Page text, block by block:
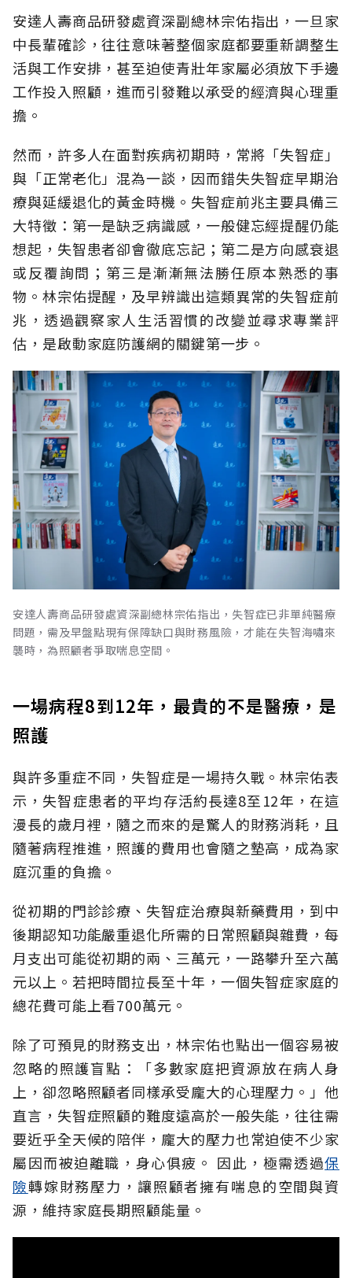
安達人壽商品研發處資深副總林宗佑指出，一旦家
中長輩確診，往往意味著整個家庭都要重新調整生
活與工作安排，甚至迫使青壯年家屬必須放下手邊
工作投入照顧，進而引發難以承受的經濟與心理重
擔。
然而，許多人在面對疾病初期時，常將「失智症」
與「正常老化」混為一談，因而錯失失智症早期治
療與延緩退化的黃金時機。失智症前兆主要具備三
大特徵：第一是缺乏病識感，一般健忘經提醒仍能
想起，失智患者卻會徹底忘記；第二是方向感衰退
或反覆詢問；第三是漸漸無法勝任原本熟悉的事
物。林宗佑提醒，及早辨識出這類異常的失智症前
兆，透過觀察家人生活習慣的改變並尋求專業評
估，是啟動家庭防護網的關鍵第一步。
安達人壽商品研發處資深副總林宗佑指出，失智症已非單純醫療
問題，需及早盤點現有保障缺口與財務風險，才能在失智海嘯來
襲時，為照顧者爭取喘息空間。
一場病程8到12年，最貴的不是醫療，是
照護
與許多重症不同，失智症是一場持久戰。林宗佑表
示，失智症患者的平均存活約長達8至12年，在這
漫長的歲月裡，隨之而來的是驚人的財務消耗，且
隨著病程推進，照護的費用也會隨之墊高，成為家
庭沉重的負擔。
從初期的門診診療、失智症治療與新藥費用，到中
後期認知功能嚴重退化所需的日常照顧與雜費，每
月支出可能從初期的兩、三萬元，一路攀升至六萬
元以上。若把時間拉長至十年，一個失智症家庭的
總花費可能上看700萬元。
除了可預見的財務支出，林宗佑也點出一個容易被
忽略的照護盲點：「多數家庭把資源放在病人身
上，卻忽略照顧者同樣承受龐大的心理壓力。」他
直言，失智症照顧的難度遠高於一般失能，往往需
要近乎全天候的陪伴，龐大的壓力也常迫使不少家
屬因而被迫離職，身心俱疲。 因此，極需透過保
險轉嫁財務壓力，讓照顧者擁有喘息的空間與資
源，維持家庭長期照顧能量。